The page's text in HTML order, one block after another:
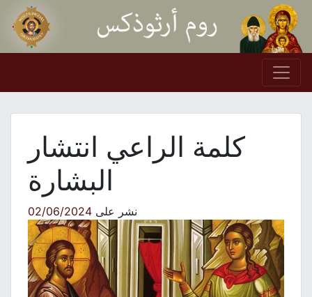
Skip to content
Main Navigation
كلمة الراعي انتشار
البشارة
نشر على02/06/2024